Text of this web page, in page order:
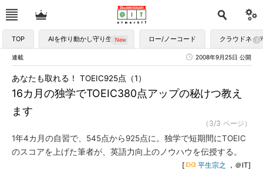
TOP AIを作り動かし守り生かす ロー/ノーコード クラウドネイ
連載 2008年9月25日 公開
16カ月の独学でTOEIC380点アップの秘けつ教え
ます
あなたも取れる！ TOEIC925点（1）
（3/3 ページ）
1年4カ月の自習で、545点から925点に。独学で短期間にTOEIC
のスコアを上げた筆者が、英語力向上のノウハウを伝授する。
[ 平生宗之
，＠IT]